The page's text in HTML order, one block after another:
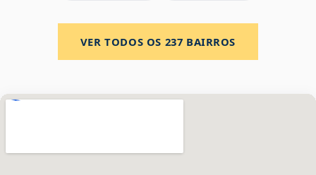
VER TODOS OS 237 BAIRROS